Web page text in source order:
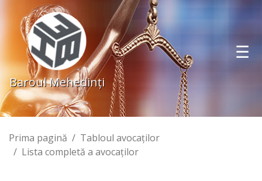
Baroul Mehedinţi
Prima pagină
Tabloul avocaţilor
Lista completă a avocaţilor